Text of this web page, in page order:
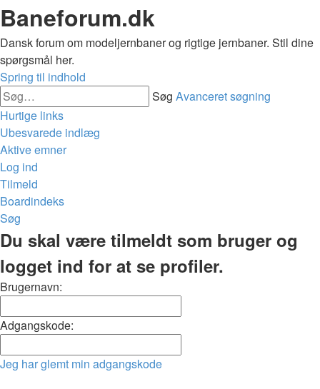
Baneforum.dk
Dansk forum om modeljernbaner og rigtige jernbaner. Stil dine
spørgsmål her.
Spring til indhold
Søg Avanceret søgning
Hurtige links
Ubesvarede indlæg
Aktive emner
Log ind
Tilmeld
Boardindeks
Søg
Du skal være tilmeldt som bruger og
logget ind for at se profiler.
Brugernavn:
Adgangskode:
Jeg har glemt min adgangskode